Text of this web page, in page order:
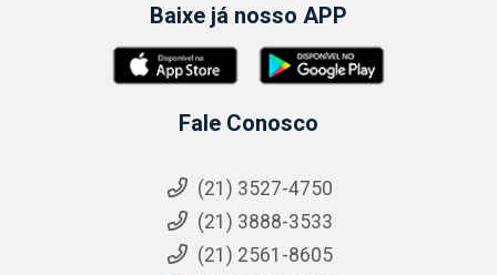
Baixe já nosso APP
Fale Conosco
(21) 3527-4750
(21) 3888-3533
(21) 2561-8605